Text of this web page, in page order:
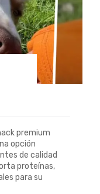
premium
opción
de calidad
proteínas,
para su